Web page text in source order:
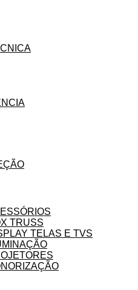
TRUSS
TELAS E TVS